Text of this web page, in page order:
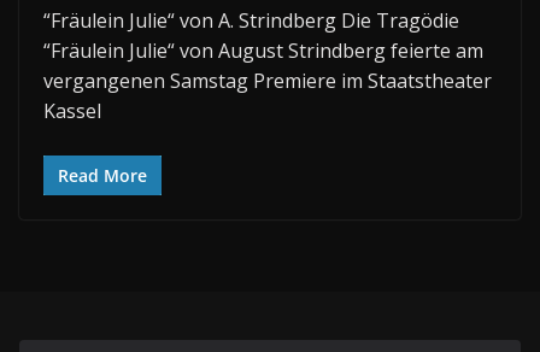
“Fräulein Julie“ von A. Strindberg Die Tragödie
“Fräulein Julie“ von August Strindberg feierte am
vergangenen Samstag Premiere im Staatstheater
Kassel
Read More